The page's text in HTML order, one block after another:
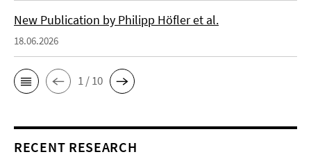
New Publication by Philipp Höfler et al.
18.06.2026
1 / 10
RECENT RESEARCH